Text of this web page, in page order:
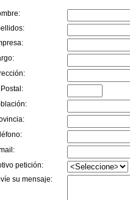
petición:
su mensaje: